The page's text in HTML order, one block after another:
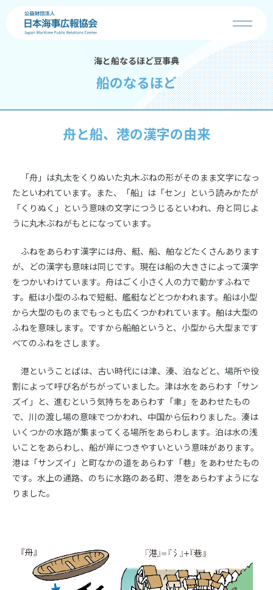
お知らせ
海・船・港の魅力
コンクール
学校の先生へ
販売
イベント情報
コンテンツガイド
賛助会員募集
協会案内
アクセスマップ
個人情報保護方針
海と船なるほど豆事典
船のなるほど
舟と船、港の漢字の由来
「舟」は丸太をくりぬいた丸木ぶねの形がそのまま文字になっ
たといわれています。また、「船」は「セン」という読みかたが
「くりぬく」という意味の文字につうじるといわれ、舟と同じよ
うに丸木ぶねがもとになっています。
ふねをあらわす漢字には舟、艇、船、舶などたくさんあります
が、どの漢字も意味は同じです。現在は船の大きさによって漢字
をつかいわけています。舟はごく小さく人の力で動かすふねで
す。艇は小型のふねで短艇、艦艇などとつかわれます。船は小型
から大型のものまでもっとも広くつかわれています。舶は大型の
ふねを意味します。ですから船舶というと、小型から大型まです
べてのふねをさします。
港ということばは、古い時代には津、湊、泊などと、場所や役
割によって呼び名がちがっていました。津は水をあらわす「サン
ズイ」と、進むという気持ちをあらわす「聿」をあわせたもの
で、川の渡し場の意味でつかわれ、中国から伝わりました。湊は
いくつかの水路が集まってくる場所をあらわします。泊は水の浅
いことをあらわし、船が岸につきやすいという意味があります。
港は「サンズイ」と町なかの道をあらわす「巷」をあわせたもの
です。水上の通路、のちに水路のある町、港をあらわすようにな
りました。